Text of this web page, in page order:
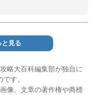
と見る
略大百科編集部が独自に
す。
像、文章の著作権や商標